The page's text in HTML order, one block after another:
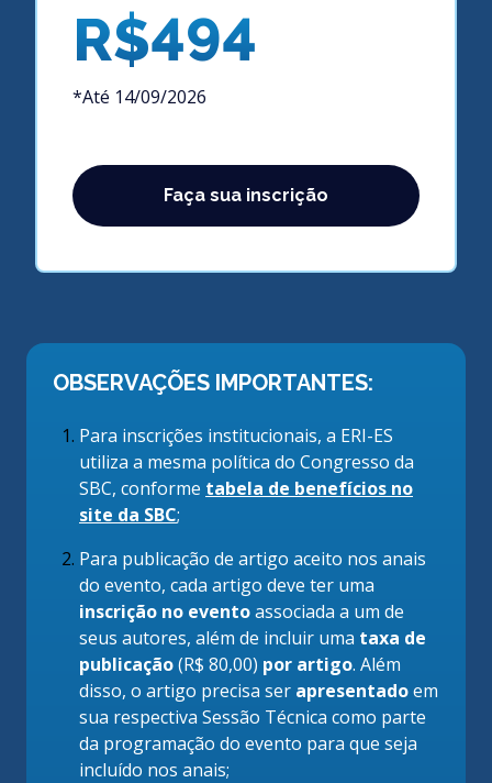
R$494
*Até 14/09/2026
Faça sua inscrição
OBSERVAÇÕES IMPORTANTES:
Para inscrições institucionais, a ERI-ES
utiliza a mesma política do Congresso da
SBC, conforme tabela de benefícios no
site da SBC;
Para publicação de artigo aceito nos anais
do evento, cada artigo deve ter uma
inscrição no eventoassociada a um de
seus autores, além de incluir uma taxa de
publicação(R$ 80,00) por artigo. Além
disso, o artigo precisa ser apresentadoem
sua respectiva Sessão Técnica como parte
da programação do evento para que seja
incluído nos anais;